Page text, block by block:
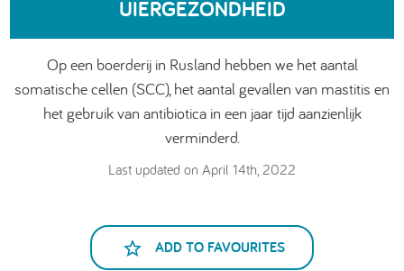
العربية
UIERGEZONDHEID
Op een boerderij in Rusland hebben we het aantal
somatische cellen (SCC), het aantal gevallen van mastitis en
het gebruik van antibiotica in een jaar tijd aanzienlijk
verminderd.
Last updated on April 14th, 2022
ADD TO FAVOURITES